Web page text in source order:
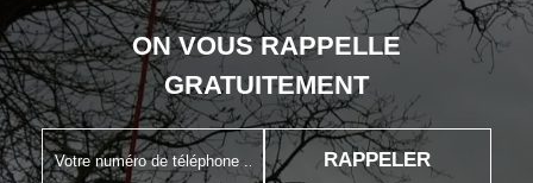
ON VOUS RAPPELLE
GRATUITEMENT